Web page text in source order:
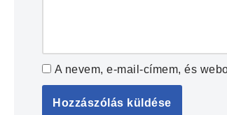
A nevem, e-mail-címem, és